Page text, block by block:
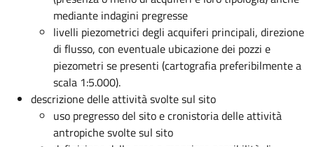
mediante indagini pregresse
livelli piezometrici degli acquiferi principali, direzione
di flusso, con eventuale ubicazione dei pozzi e
piezometri se presenti (cartografia preferibilmente a
scala 1:5.000).
descrizione delle attività svolte sul sito
uso pregresso del sito e cronistoria delle attività
antropiche svolte sul sito